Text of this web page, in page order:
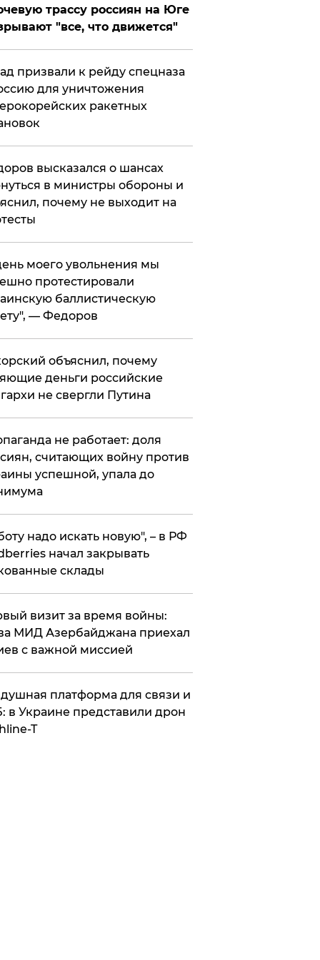
трассу россиян на Юге
"все, что движется"
призвали к рейду спецназа
для уничтожения
ракетных
высказался о шансах
в министры обороны и
почему не выходит на
моего увольнения мы
протестировали
баллистическую
— Федоров
объяснил, почему
деньги российские
не свергли Путина
не работает: доля
считающих войну против
успешной, упала до
надо искать новую", – в РФ
начал закрывать
склады
визит за время войны:
МИД Азербайджана приехал
с важной миссией
платформа для связи и
в Украине представили дрон
T